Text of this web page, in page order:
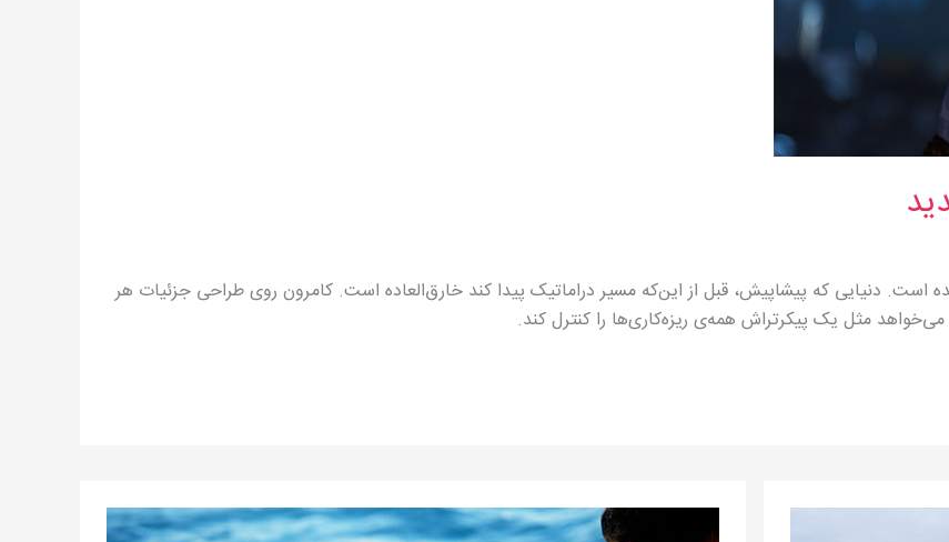
است. دنیایی که پیشاپیش، قبل از این‌که مسیر دراماتیک پیدا کند خارق‌العاده است. کامرون روی طراحی جزئیات هر
مثل یک پیکرتراش همه‌ی ریزه‌کاری‌ها را کنترل کند.